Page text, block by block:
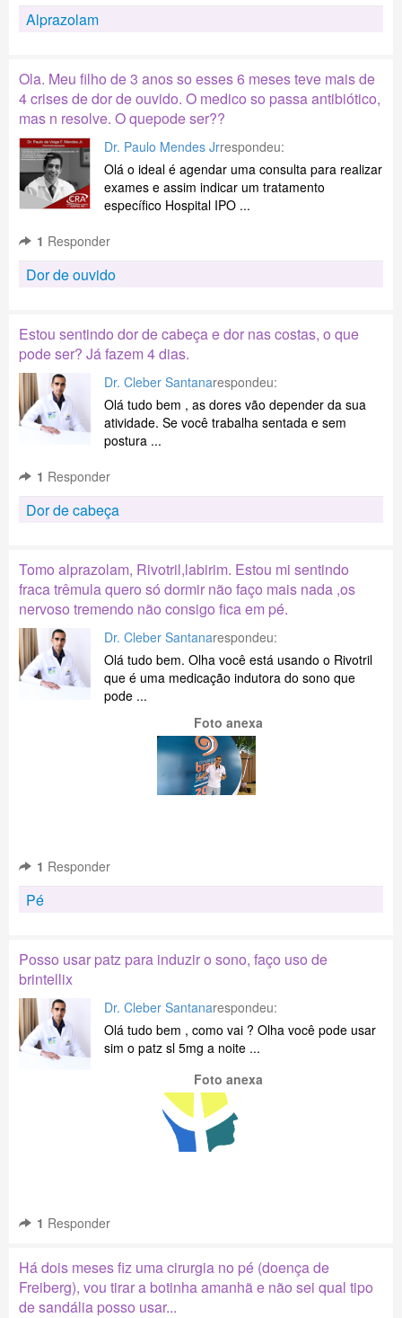
Alprazolam
Ola. Meu filho de 3 anos so esses 6 meses teve mais de
4 crises de dor de ouvido. O medico so passa antibiótico,
mas n resolve. O quepode ser??
Dr. Paulo Mendes Jrrespondeu:
Olá o ideal é agendar uma consulta para realizar
exames e assim indicar um tratamento
específico Hospital IPO ...
1 Responder
Dor de ouvido
Estou sentindo dor de cabeça e dor nas costas, o que
pode ser? Já fazem 4 dias.
Dr. Cleber Santanarespondeu:
Olá tudo bem , as dores vão depender da sua
atividade. Se você trabalha sentada e sem
postura ...
1 Responder
Dor de cabeça
Tomo alprazolam, Rivotril,labirim. Estou mi sentindo
fraca trêmula quero só dormir não faço mais nada ,os
nervoso tremendo não consigo fica em pé.
Dr. Cleber Santanarespondeu:
Olá tudo bem. Olha você está usando o Rivotril
que é uma medicação indutora do sono que
pode ...
Foto anexa
1 Responder
Pé
Posso usar patz para induzir o sono, faço uso de
brintellix
Dr. Cleber Santanarespondeu:
Olá tudo bem , como vai ? Olha você pode usar
sim o patz sl 5mg a noite ...
Foto anexa
1 Responder
Há dois meses fiz uma cirurgia no pé (doença de
Freiberg), vou tirar a botinha amanhã e não sei qual tipo
de sandália posso usar...